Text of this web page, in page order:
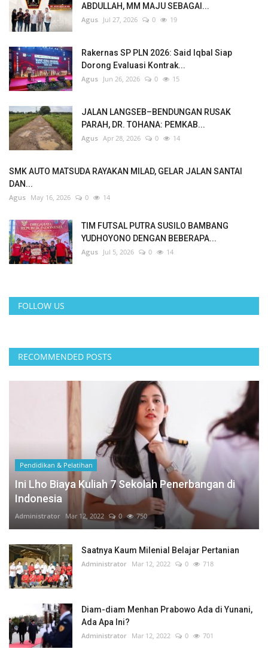
Ekonomi & Keuangan
Pendidikan & Pelatihan
ABDULLAH, MM MAJU SEBAGAI...
Agus Jul 27, 2026 0 19
Rakernas SP PLN 2026: Said Iqbal Siap
Dorong Evaluasi Kontrak...
Agus Jun 26, 2026 0 15
JALAN LANGSEB–BENDUNGAN RUSAK
PARAH, DR. TOHANA: PEMKAB...
Agus Apr 28, 2026 0 14
SMK AUTO MATSUDA RAYAKAN MILAD, GELAR JALAN SANTAI
DAN...
Agus May 16, 2026 0 14
TIM FUTSAL PUTRA SUSILO BAMBANG
YUDHOYONO DENGAN BEBERAPA...
Agus Jul 5, 2026 0 14
FOLLOW US
RECOMMENDED POSTS
Pendidikan & Pelatihan
Ini Lho Biaya Kuliah 7 Sekolah Penerbangan di
Indonesia
Administrator Mar 12, 2022 0 750
Saatnya Kaum Milenial Belajar Pertanian
Administrator Mar 12, 2022 0 718
Diam-diam Menhan Prabowo Ada di Yunani,
Ada Apa Ini?
Administrator Mar 12, 2022 0 701